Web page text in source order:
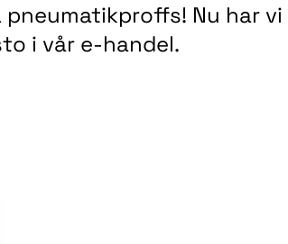
Nu har
i vår e-handel.